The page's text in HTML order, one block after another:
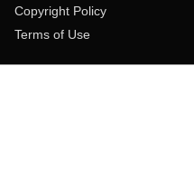
Copyright Policy
Terms of Use